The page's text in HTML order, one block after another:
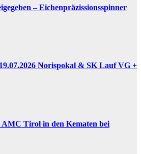
– Eichenpräzissionsspinner
Norispokal & SK Lauf VG +
Tirol in den Kematen bei